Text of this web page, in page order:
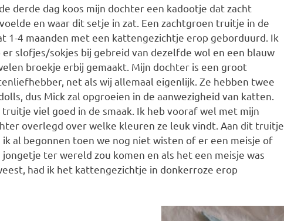
derde dag koos mijn dochter een kadootje dat zacht
en waar dit setje in zat. Een zachtgroen truitje in de
1-4 maanden met een kattengezichtje erop geborduurd. Ik
er slofjes/sokjes bij gebreid van dezelfde wol en een blauw
broekje erbij gemaakt. Mijn dochter is een groot
net als wij allemaal eigenlijk. Ze hebben twee
dus Mick zal opgroeien in de aanwezigheid van katten.
truitje viel goed in de smaak. Ik heb vooraf wel met mijn
overlegd over welke kleuren ze leuk vindt. Aan dit truitje
ik al begonnen toen we nog niet wisten of er een meisje of
jongetje ter wereld zou komen en als het een meisje was
had ik het kattengezichtje in donkerroze erop